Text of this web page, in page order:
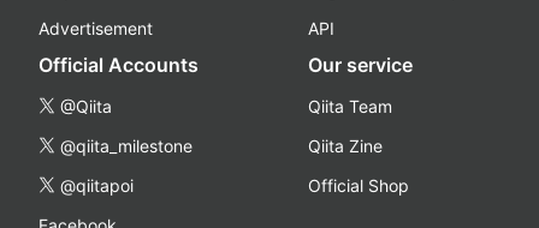
Advertisement
API
Official Accounts
@Qiita
@qiita_milestone
@qiitapoi
Our service
Qiita Team
Qiita Zine
Official Shop